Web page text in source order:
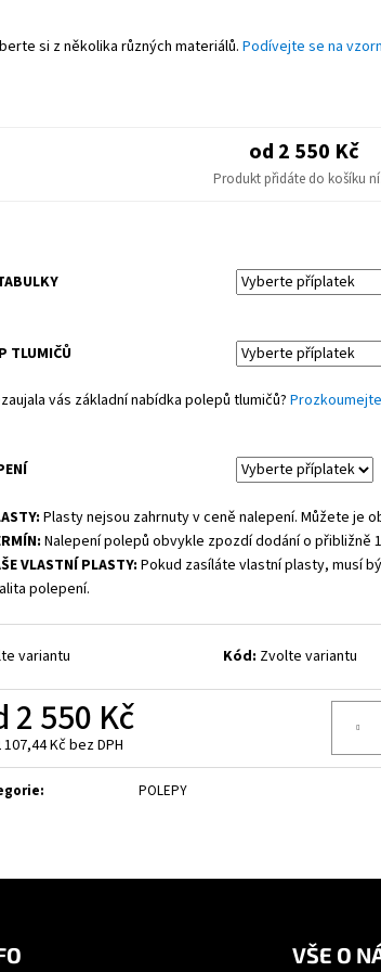
si z několika různých materiálů. Podívejte se na
od 2 550 Kč
Produkt přidáte do košíku
TLUMIČŮ
vás základní nabídka polepů tlumičů?
Plasty nejsou zahrnuty v ceně nalepení. Můžete je
Nalepení polepů obvykle zpozdí dodání o přibližně
VLASTNÍ PLASTY: Pokud zasíláte vlastní plasty, musí
polepení.
variantu Kód: Zvolte variantu
2 550 Kč
107,44 Kčbez DPH
: POLEPY
VŠE O